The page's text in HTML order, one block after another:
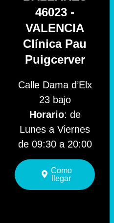
46023 -
VALENCIA
Clínica Pau
Puigcerver
Calle Dama d’Elx
23 bajo
Horario: de
Lunes a Viernes
de 09:30 a 20:00
Como
llegar